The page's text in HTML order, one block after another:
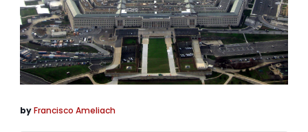
byFrancisco Ameliach